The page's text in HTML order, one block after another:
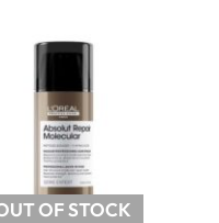
OF STOCK